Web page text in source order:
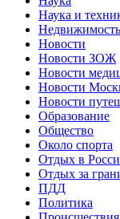
Наука и
Недвижимость
Новости
Новости ЗОЖ
Новости
Новости
Новости
Образование
Общество
Около спорта
Отдых в
Отдых за
ПДД
Политика